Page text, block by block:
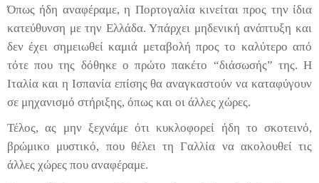
Όπως ήδη αναφέραμε, η Πορτογαλία κινείται προς την ίδια
κατεύθυνση με την Ελλάδα. Υπάρχει μηδενική ανάπτυξη και
δεν έχει σημειωθεί καμιά μεταβολή προς το καλύτερο από
τότε που της δόθηκε ο πρώτο πακέτο “διάσωσής” της. Η
Ιταλία και η Ισπανία επίσης θα αναγκαστούν να καταφύγουν
σε μηχανισμό στήριξης, όπως και οι άλλες χώρες.
Τέλος, ας μην ξεχνάμε ότι κυκλοφορεί ήδη το σκοτεινό,
βρώμικο μυστικό, που θέλει τη Γαλλία να ακολουθεί τις
άλλες χώρες που αναφέραμε.